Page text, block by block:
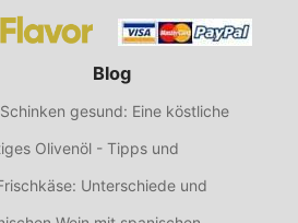
Blog
gesund: Eine köstliche
Olivenöl - Tipps und
Unterschiede und